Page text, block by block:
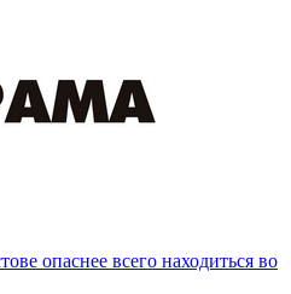
опаснее всего находиться во